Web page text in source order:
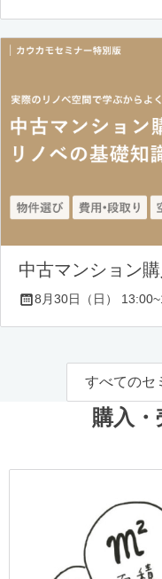
中古マンション
8月30日（日）
すべてのセ
購入